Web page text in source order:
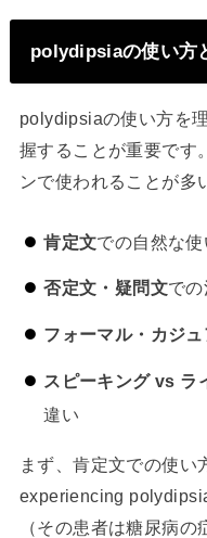
polydipsiaの使い方
polydipsiaの使い方を
握することが重要です
ンで使われることが多
肯定文での自然な使
否定文・疑問文で
フォーマル・カジ
スピーキング vs ラ
違い
まず、肯定文での使
experiencing
（その患者は糖尿病